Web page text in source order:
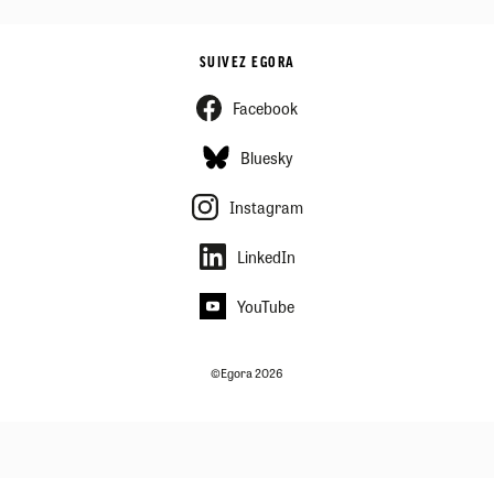
SUIVEZ EGORA
Facebook
Bluesky
Instagram
LinkedIn
YouTube
©Egora 2026